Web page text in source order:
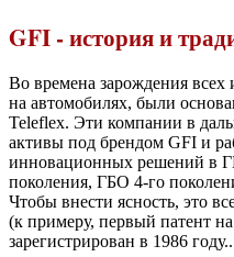
GFI - история и
Во времена зарождения
на автомобилях, были
Teleflex. Эти компании в
активы под брендом GFI и
инновационных решений в
поколения, ГБО 4-го
Чтобы внести ясность, это
(к примеру, первый патент
зарегистрирован в 1986